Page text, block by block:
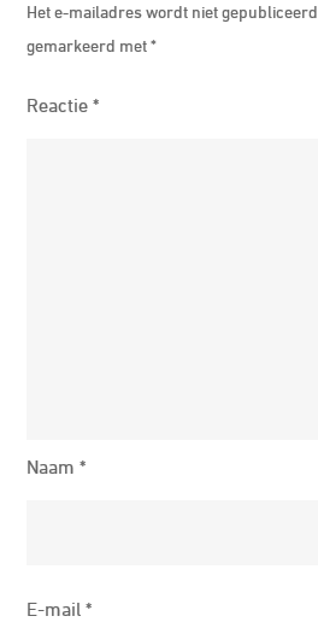
Het e-mailadres wordt niet gepubliceerd.
gemarkeerd met*
Reactie*
Naam*
E-mail*